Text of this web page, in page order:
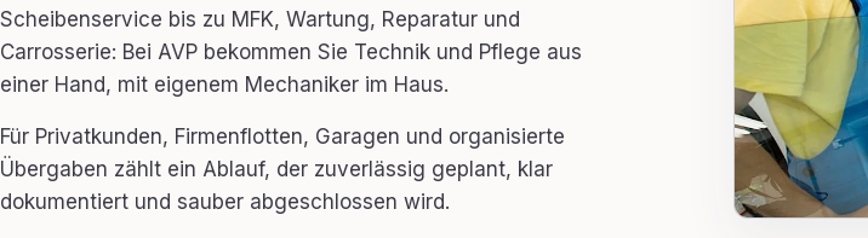
Scheibenservice bis zu MFK, Wartung, Reparatur und
Carrosserie: Bei AVP bekommen Sie Technik und Pflege aus
einer Hand, mit eigenem Mechaniker im Haus.
Für Privatkunden, Firmenflotten, Garagen und organisierte
Übergaben zählt ein Ablauf, der zuverlässig geplant, klar
dokumentiert und sauber abgeschlossen wird.